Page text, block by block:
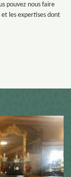
pouvez nous faire
les expertises dont